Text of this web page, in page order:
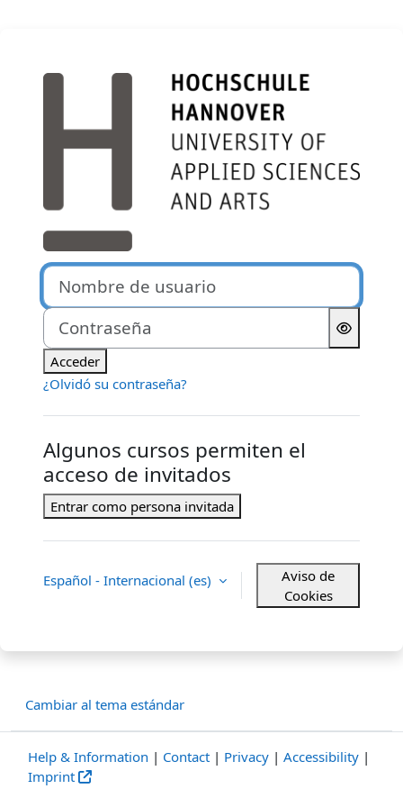
Entrar a Moodle der
Nombre de usuario
Contraseña
Acceder
¿Olvidó su contraseña?
Algunos cursos permiten el
acceso de invitados
Entrar como persona invitada
Español - Internacional ‎(es)‎
Aviso de
Cookies
Cambiar al tema estándar
Help & Information | Contact | Privacy | Accessibility |
Imprint